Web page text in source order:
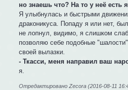
но знаешь что? На то у неё есть
Я улыбнулась и быстрыми
драконикуса. Попаду я или нет,
не лопнул, видимо, я слишком
позволяю себе подобные
своей вылазки.
- Ткасси, меня направил ваш
я.
Отредактировано Zecora (2016-08-11